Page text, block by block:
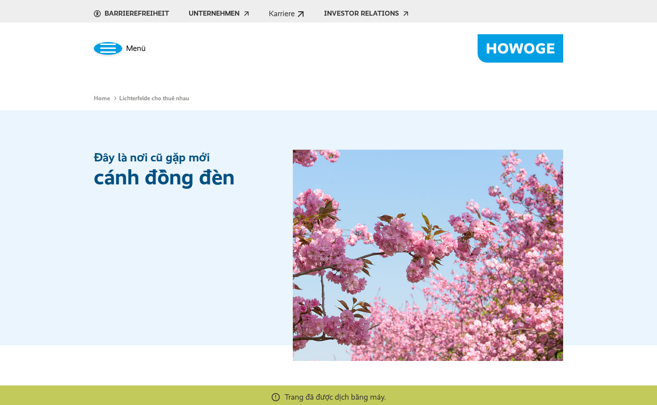
BARRIEREFREIHEIT UNTERNEHMEN Karriere INVESTOR RELATIONS
Menü
Home Lichterfelde cho thuê nhau
Đây là nơi cũ gặp mới
cánh đồng đèn
Trang đã được dịch bằng máy.